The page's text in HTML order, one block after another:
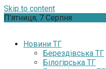
Skip to content
П’ятниця, 7 Серпня
Новини ТГ
Берездівська ТГ
Білогірська ТГ